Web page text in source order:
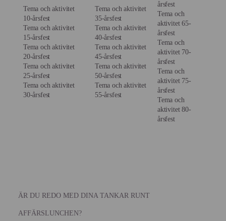
Tema och aktivitet
10-årsfest
Tema och aktivitet
15-årsfest
Tema och aktivitet
20-årsfest
Tema och aktivitet
25-årsfest
Tema och aktivitet
30-årsfest
Tema och aktivitet
35-årsfest
Tema och aktivitet
40-årsfest
Tema och aktivitet
45-årsfest
Tema och aktivitet
50-årsfest
Tema och aktivitet
55-årsfest
årsfest
Tema och
aktivitet 65-
årsfest
Tema och
aktivitet 70-
årsfest
Tema och
aktivitet 75-
årsfest
Tema och
aktivitet 80-
årsfest
ÄR DU REDO MED DINA TANKAR RUNT
AFFÄRSLUNCHEN?